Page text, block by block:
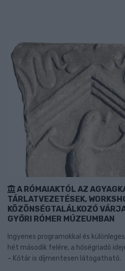
A RÓMAIAKTÓL AZ
TÁRLATVEZETÉSEK,
KÖZÖNSÉGTALÁLKOZÓ
GYŐRI RÓMER MÚZEUMBAN
Ingyenes programokkal és
hét második felére, a hőségriadó
– Kőtár is díjmentesen látogatható.